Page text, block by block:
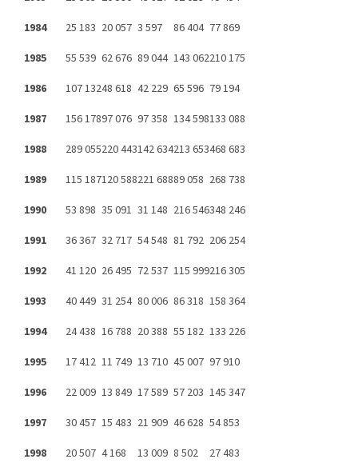
1984
25 183 20 057 3 597 86 404 77 869
1985
55 539 62 676 89 044 143 062210 175
1986
107 13248 618 42 229 65 596 79 194
1987
156 17897 076 97 358 134 598133 088
1988
289 055220 443142 634213 653468 683
1989
115 187120 588221 68889 058 268 738
1990
53 898 35 091 31 148 216 546348 246
1991
36 367 32 717 54 548 81 792 206 254
1992
41 120 26 495 72 537 115 999216 305
1993
40 449 31 254 80 006 86 318 158 364
1994
24 438 16 788 20 388 55 182 133 226
1995
17 412 11 749 13 710 45 007 97 910
1996
22 009 13 849 17 589 57 203 145 347
1997
30 457 15 483 21 909 46 628 54 853
1998
20 507 4 168 13 009 8 502
27 483